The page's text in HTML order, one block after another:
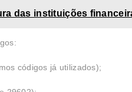
das instituições
códigos já utilizados);